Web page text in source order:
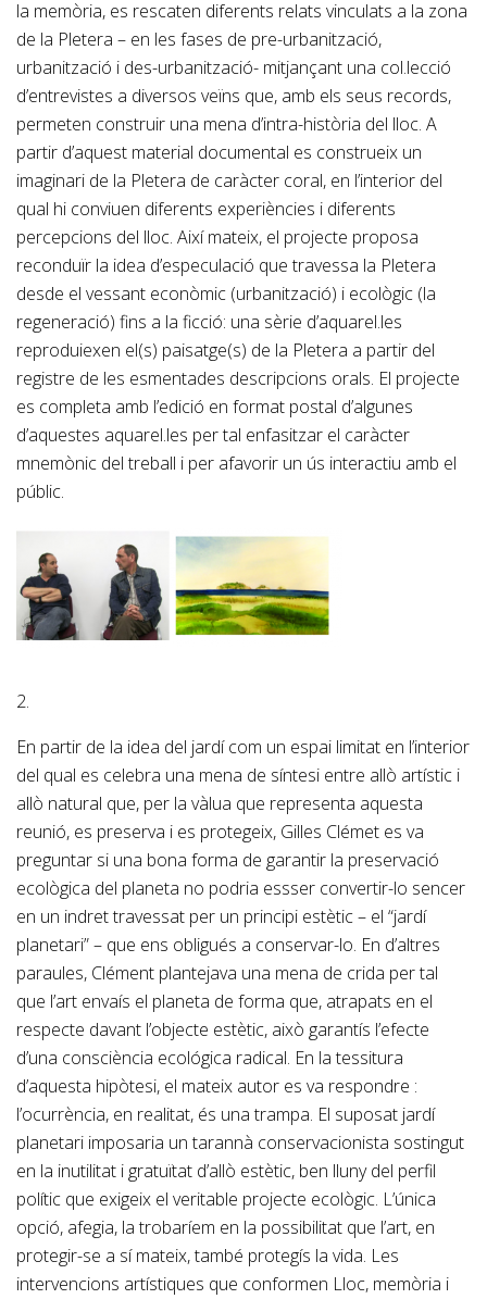
la memòria, es rescaten diferents relats vinculats a la zona
de la Pletera – en les fases de pre-urbanització,
urbanització i des-urbanització- mitjançant una col.lecció
d’entrevistes a diversos veïns que, amb els seus records,
permeten construir una mena d’intra-història del lloc. A
partir d’aquest material documental es construeix un
imaginari de la Pletera de caràcter coral, en l’interior del
qual hi conviuen diferents experiències i diferents
percepcions del lloc. Així mateix, el projecte proposa
reconduïr la idea d’especulació que travessa la Pletera
desde el vessant econòmic (urbanització) i ecològic (la
regeneració) fins a la ficció: una sèrie d’aquarel.les
reproduiexen el(s) paisatge(s) de la Pletera a partir del
registre de les esmentades descripcions orals. El projecte
es completa amb l’edició en format postal d’algunes
d’aquestes aquarel.les per tal enfasitzar el caràcter
mnemònic del treball i per afavorir un ús interactiu amb el
públic.
2.
En partir de la idea del jardí com un espai limitat en l’interior
del qual es celebra una mena de síntesi entre allò artístic i
allò natural que, per la vàlua que representa aquesta
reunió, es preserva i es protegeix, Gilles Clémet es va
preguntar si una bona forma de garantir la preservació
ecològica del planeta no podria essser convertir-lo sencer
en un indret travessat per un principi estètic – el “jardí
planetari” – que ens obligués a conservar-lo. En d’altres
paraules, Clément plantejava una mena de crida per tal
que l’art envaís el planeta de forma que, atrapats en el
respecte davant l’objecte estètic, això garantís l’efecte
d’una consciència ecológica radical. En la tessitura
d’aquesta hipòtesi, el mateix autor es va respondre :
l’ocurrència, en realitat, és una trampa. El suposat jardí
planetari imposaria un tarannà conservacionista sostingut
en la inutilitat i gratuïtat d’allò estètic, ben lluny del perfil
polític que exigeix el veritable projecte ecològic. L’única
opció, afegia, la trobaríem en la possibilitat que l’art, en
protegir-se a sí mateix, també protegís la vida. Les
intervencions artístiques que conformen Lloc, memòria i